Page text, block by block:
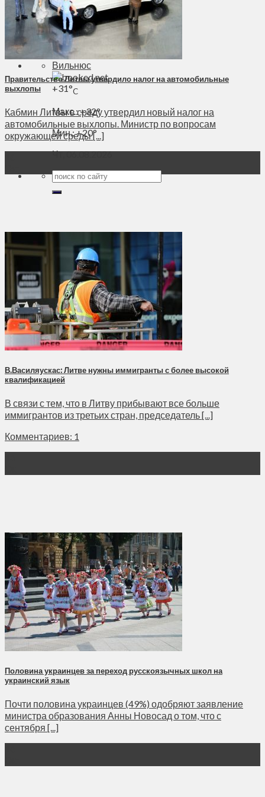
Духовное пространство
Спорт
Технологии
Энергетика
Вильнюс
+31°C
Макс.:+32°
Мин.:+20°
Чт, 06.08.2026
Правительство Литвы утвердило налог на автомобильные
выхлопы
Кабмин Литвы в среду утвердил новый налог на
автомобильные выхлопы. Министр по вопросам
окружающей среды [...]
В.Василяускас: Литве нужны иммигранты с более высокой
квалификацией
В связи с тем, что в Литву прибывают все больше
иммигрантов из третьих стран, председатель [...]
Комментариев: 1
Половина украинцев за переход русскоязычных школ на
украинский язык
Почти половина украинцев (49%) одобряют заявление
министра образования Анны Новосад о том, что с
сентября [...]